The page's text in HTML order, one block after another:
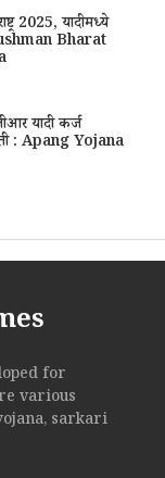
2025, यादीमध्ये
Bharat
यादी कर्ज
: Apang Yojana
for
various
sarkari